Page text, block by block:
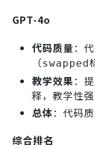
GPT-4o
代码质量：
（swapped
教学效果：
释，教学性
总体：代码
综合排名